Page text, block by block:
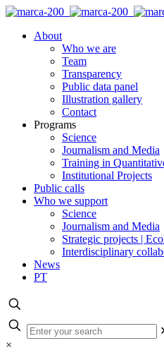
About
Who we are
Team
Transparency
Public data panel
Illustration gallery
Contact
Programs
Science
Journalism and Media
Training in
Institutional Projects
Public calls
Who we support
Science
Journalism and Media
Strategic projects |
Interdisciplinary
News
PT
×